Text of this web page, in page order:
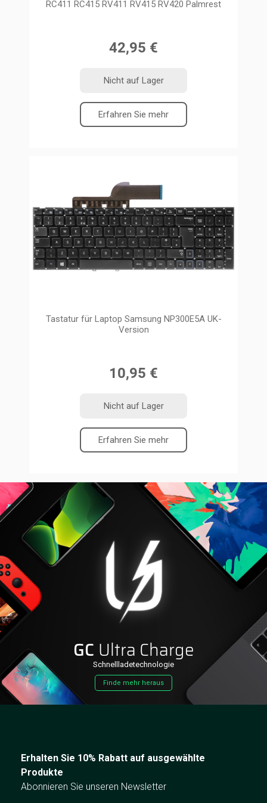
RC411 RC415 RV411 RV415 RV420 Palmrest
42,95 €
Nicht auf Lager
Erfahren Sie mehr
Tastatur für Laptop Samsung NP300E5A UK-
Version
10,95 €
Nicht auf Lager
Erfahren Sie mehr
GC Ultra Charge
Schnellladetechnologie
Finde mehr heraus
Erhalten Sie 10% Rabatt auf ausgewählte
Produkte
Abonnieren Sie unseren Newsletter